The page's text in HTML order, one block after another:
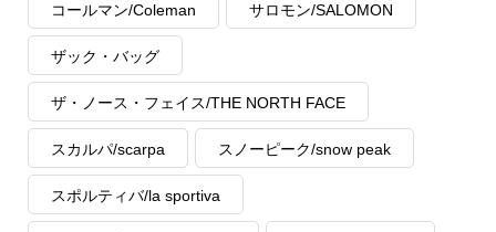
コールマン/Coleman サロモン/SALOMON
ザック・バッグ
ザ・ノース・フェイス/THE NORTH FACE
スカルパ/scarpa スノーピーク/snow peak
スポルティバ/la sportiva